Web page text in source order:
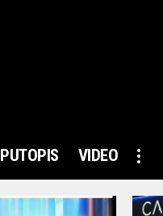
PUTOPIS VIDEO